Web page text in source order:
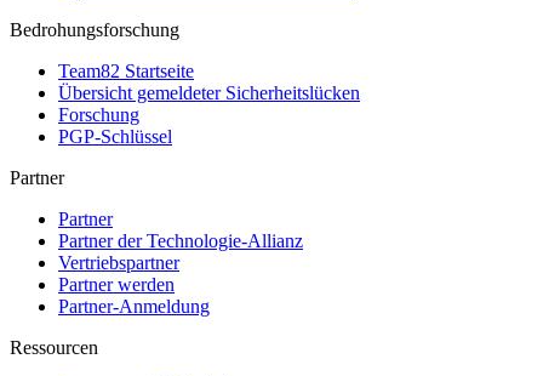
Bedrohungsforschung
Team82 Startseite
Übersicht gemeldeter Sicherheitslücken
Forschung
PGP-Schlüssel
Partner
Partner
Partner der Technologie-Allianz
Vertriebspartner
Partner werden
Partner-Anmeldung
Ressourcen